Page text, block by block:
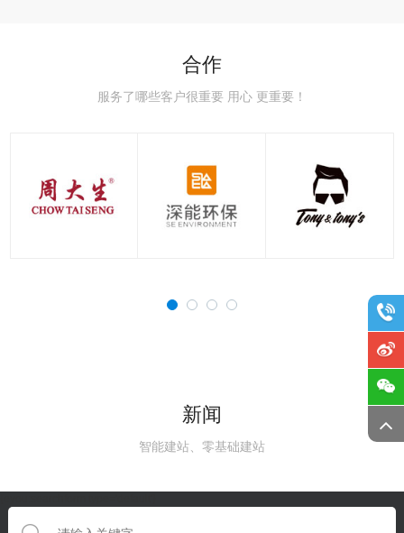
合作
服务了哪些客户很重要 用心 更重要！
新闻
智能建站、零基础建站